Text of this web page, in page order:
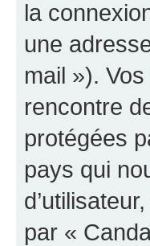
la
une
mail »).
rencontre
protégées
pays qui
par «